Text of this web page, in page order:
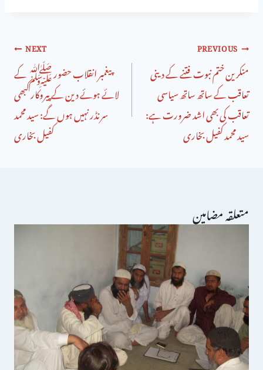
PREVIOUS
منکرین ختم نبوت فتنے کے دینی
تعاقب کے ساتھ ساتھ سیاسی
تعاقب کی بھی اشد ضرورت ہے:
سید محمد کفیل بخاری
NEXT
پیغمبر انقلاب حضور ﷺ کے
لائے ہوئے دین کے پیروکار کبھی
سرنڈر نہیں ہوں گے: سید محمد
کفیل بخاری
متعلقہ مضامین